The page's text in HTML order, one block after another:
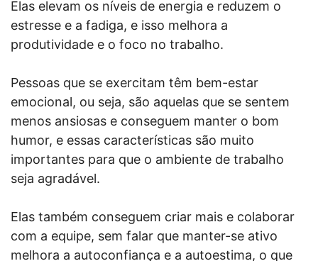
Elas elevam os níveis de energia e reduzem o
estresse e a fadiga, e isso melhora a
produtividade e o foco no trabalho.
Pessoas que se exercitam têm bem-estar
emocional, ou seja, são aquelas que se sentem
menos ansiosas e conseguem manter o bom
humor, e essas características são muito
importantes para que o ambiente de trabalho
seja agradável.
Elas também conseguem criar mais e colaborar
com a equipe, sem falar que manter-se ativo
melhora a autoconfiança e a autoestima, o que